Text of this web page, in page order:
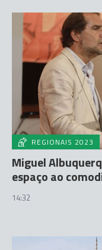
REGIONAIS 2023
Miguel
espaço ao
14:32